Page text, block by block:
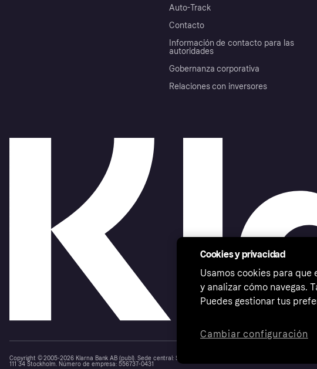
Auto-Track
Contacto
Información de contacto para las
autoridades
Gobernanza corporativa
Relaciones con inversores
Copyright © 2005-2026 Klarna Bank AB (publ). Sede central: Stockholm, Sweden. Todos los derechos
111 34 Stockholm. Número de empresa: 556737-0431
Cookies y privacidad
Usamos cookies para
y analizar cómo navegas.
Puedes gestionar tus
Cambiar configuración